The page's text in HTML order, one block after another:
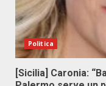
Politica
[Sicilia] Caronia: